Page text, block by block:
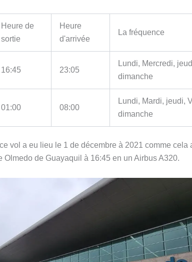
Heure de
sortie
Heure
d'arrivée
La fréquence
16:45 23:05
Lundi, Mercredi,
dimanche
01:00 08:00
Lundi, Mardi, jeudi,
dimanche
vol a eu lieu le 1 de décembre à 2021 comme cela
de Guayaquil à 16:45 en un Airbus A320.